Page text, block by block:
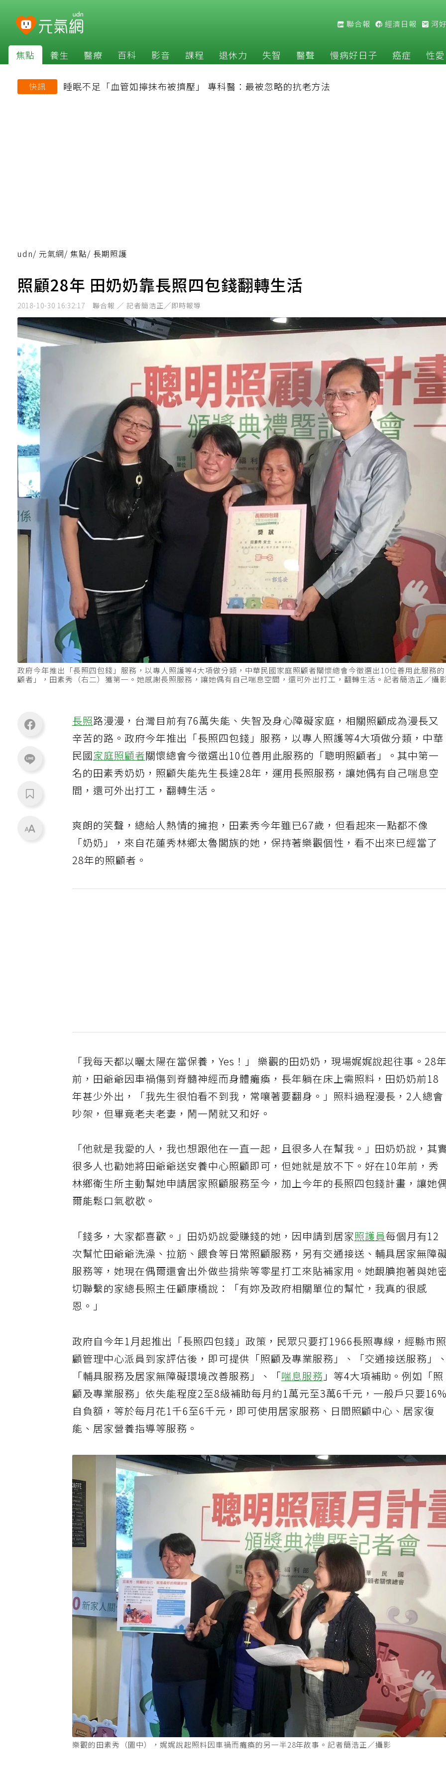
聯合報 經濟日報 河
焦點 養生 醫療 百科 影音 課程 退休力 失智 醫聲 慢病好日子 癌症 性愛
快訊 睡眠不足「血管如擰抹布被擠壓」 專科醫：最被忽略的抗老方法
udn/ 元氣網/ 焦點/ 長期照護
照顧28年 田奶奶靠長照四包錢翻轉生活
2018-10-30 16:32:17 聯合報 ／ 記者簡浩正╱即時報導
政府今年推出「長照四包錢」服務，以專人照護等4大項做分類，中華民國家庭照顧者關懷總會今徵選出10位善用此服務
顧者」，田素秀（右二）獲第一。她感謝長照服務，讓她偶有自己喘息空間，還可外出打工，翻轉生活。記者簡浩正／攝影
長照路漫漫，台灣目前有76萬失能、失智及身心障礙家庭，相關照顧成為漫長又
辛苦的路。政府今年推出「長照四包錢」服務，以專人照護等4大項做分類，中華
民國家庭照顧者關懷總會今徵選出10位善用此服務的「聰明照顧者」。其中第一
名的田素秀奶奶，照顧失能先生長達28年，運用長照服務，讓她偶有自己喘息空
間，還可外出打工，翻轉生活。
爽朗的笑聲，總給人熱情的擁抱，田素秀今年雖已67歲，但看起來一點都不像
「奶奶」，來自花蓮秀林鄉太魯閣族的她，保持著樂觀個性，看不出來已經當了
28年的照顧者。
「我每天都以曬太陽在當保養，Yes！」 樂觀的田奶奶，現場娓娓說起往事。28年
前，田爺爺因車禍傷到脊髓神經而身體癱瘓，長年躺在床上需照料，田奶奶前18
年甚少外出，「我先生很怕看不到我，常嚷著要翻身。」照料過程漫長，2人總會
吵架，但畢竟老夫老妻，鬧一鬧就又和好。
「他就是我愛的人，我也想跟他在一直一起，且很多人在幫我。」田奶奶說，其實
很多人也勸她將田爺爺送安養中心照顧即可，但她就是放不下。好在10年前，秀
林鄉衛生所主動幫她申請居家照顧服務至今，加上今年的長照四包錢計畫，讓她
爾能鬆口氣歇歇。
「錢多，大家都喜歡。」田奶奶說愛賺錢的她，因申請到居家照護員每個月有12
次幫忙田爺爺洗澡、拉筋、餵食等日常照顧服務，另有交通接送、輔具居家無障
服務等，她現在偶爾還會出外做些揹柴等零星打工來貼補家用。她靦腆抱著與她密
切聯繫的家總長照主任顧康橋說：「有妳及政府相關單位的幫忙，我真的很感
恩。」
政府自今年1月起推出「長照四包錢」政策，民眾只要打1966長照專線，經縣市照
顧管理中心派員到家評估後，即可提供「照顧及專業服務」、「交通接送服務」、
「輔具服務及居家無障礙環境改善服務」、「喘息服務」等4大項補助。例如「照
顧及專業服務」依失能程度2至8級補助每月約1萬元至3萬6千元，一般戶只要16%
自負額，等於每月花1千6至6千元，即可使用居家服務、日間照顧中心、居家復
能、居家營養指導等服務。